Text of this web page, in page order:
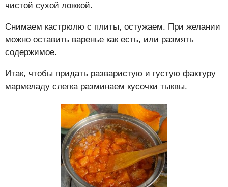
чистой сухой ложкой.
Снимаем кастрюлю с плиты, остужаем. При желании
можно оставить варенье как есть, или размять
содержимое.
Итак, чтобы придать разваристую и густую фактуру
мармеладу слегка разминаем кусочки тыквы.